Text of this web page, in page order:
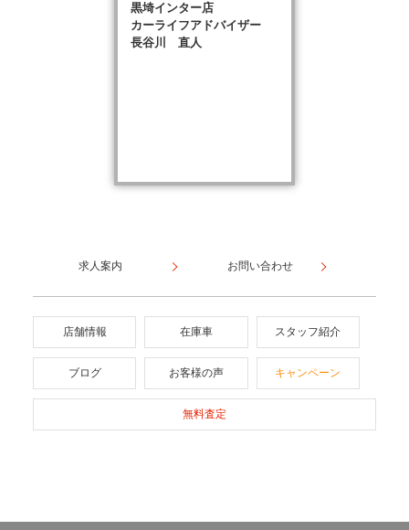
黒埼インター店
カーライフアドバイザー
長谷川 直人
求人案内 お問い合わせ
店舗情報 在庫車 スタッフ紹介
ブログ お客様の声 キャンペーン
無料査定